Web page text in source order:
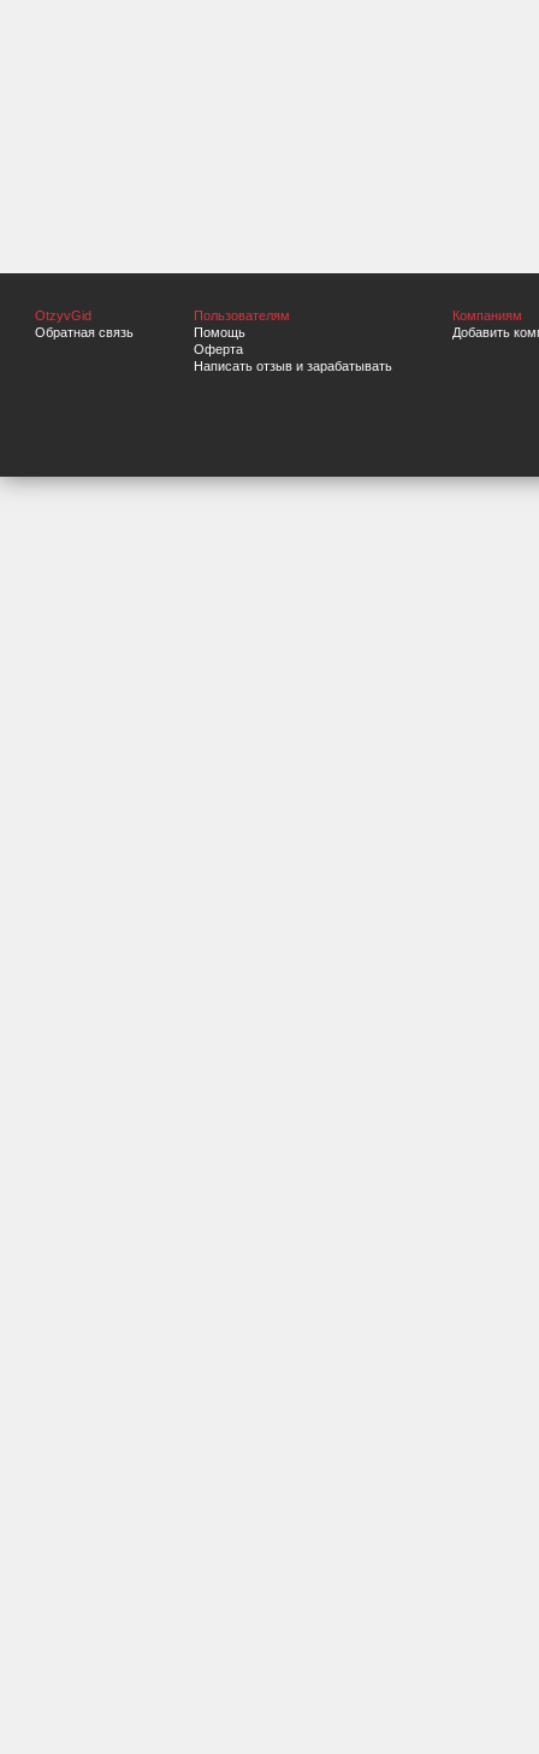
OtzyvGid
Обратная связь
Пользователям
Помощь
Оферта
Написать отзыв и зарабатывать
Компаниям
Добавить